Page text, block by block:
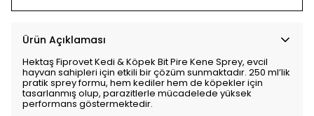
Ürün Açıklaması
Hektaş Fiprovet Kedi & Köpek Bit Pire Kene Sprey, evcil
hayvan sahipleri için etkili bir çözüm sunmaktadır. 250 ml’lik
pratik sprey formu, hem kediler hem de köpekler için
tasarlanmış olup, parazitlerle mücadelede yüksek
performans göstermektedir.